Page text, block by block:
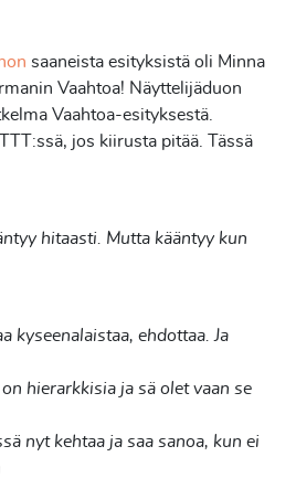
saaneista esityksistä oli Minna
Vaahtoa! Näyttelijäduon
Vaahtoa-esityksestä.
jos kiirusta pitää. Tässä
hitaasti. Mutta kääntyy kun
kyseenalaistaa, ehdottaa. Ja
hierarkkisia ja sä olet vaan se
nyt kehtaa ja saa sanoa, kun ei